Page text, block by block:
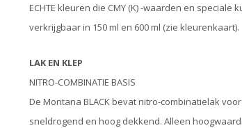
ECHTE kleuren die CMY (K) -waarden en
verkrijgbaar in 150 ml en 600 ml (zie kleurenkaart).
LAK EN KLEP
NITRO-COMBINATIE BASIS
De Montana BLACK bevat nitro-combinatielak
sneldrogend en hoog dekkend. Alleen